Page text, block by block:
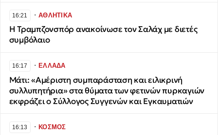
16:21 ∙ΑΘΛΗΤΙΚΑ
Η Τραμπζονσπόρ ανακοίνωσε τον Σαλάχ με διετές
συμβόλαιο
16:17 ∙ΕΛΛΑΔΑ
Μάτι: «Αμέριστη συμπαράσταση και ειλικρινή
συλλυπητήρια» στα θύματα των φετινών πυρκαγιών
εκφράζει ο Σύλλογος Συγγενών και Εγκαυματιών
16:13 ∙ΚΟΣΜΟΣ